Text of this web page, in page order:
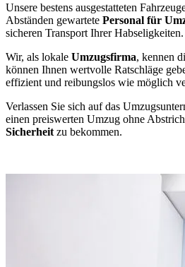
Unsere bestens ausgestatteten
Abständen gewartete Personal für
sicheren Transport Ihrer Habseligkeiten.
Wir, als lokale Umzugsfirma, kennen
können Ihnen wertvolle Ratschläge
effizient und reibungslos wie möglich
Verlassen Sie sich auf das
einen preiswerten Umzug ohne
Sicherheit zu bekommen.